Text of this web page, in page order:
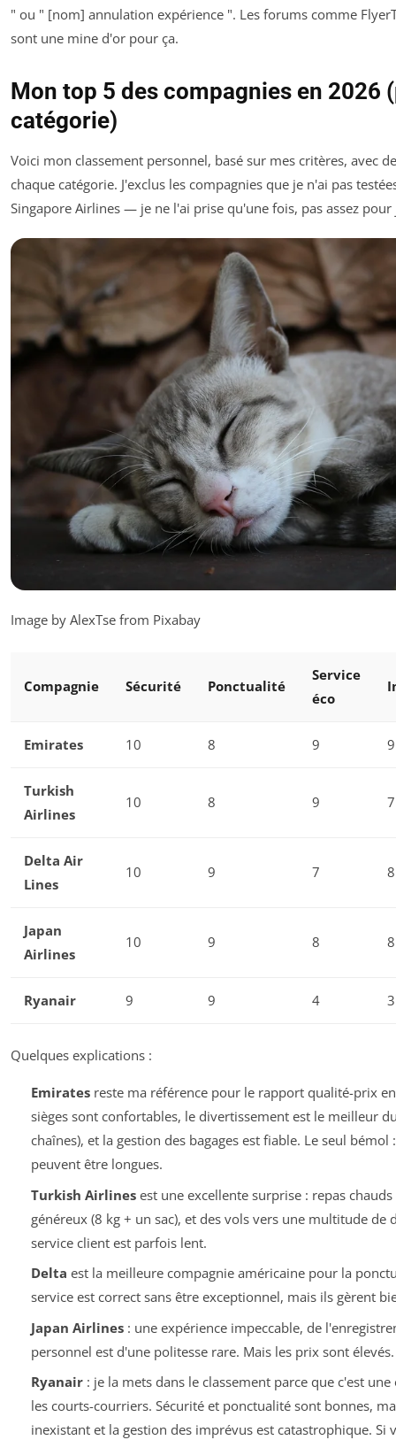
" ou " [nom] annulation expérience ". Les forums comme
sont une mine d'or pour ça.
Mon top 5 des compagnies en 2026
catégorie)
Voici mon classement personnel, basé sur mes critères, avec
chaque catégorie. J'exclus les compagnies que je n'ai pas
Singapore Airlines — je ne l'ai prise qu'une fois, pas assez pour
Image by AlexTse from Pixabay
Compagnie Sécurité Ponctualité
Service
éco
Emirates 10 8 9 9
Turkish
Airlines
10 8 9 7
Delta Air
Lines
10 9 7 8
Japan
Airlines
10 9 8 8
Ryanair 9 9 4 3
Quelques explications :
Emiratesreste ma référence pour le rapport qualité-prix
sièges sont confortables, le divertissement est le meilleur
chaînes), et la gestion des bagages est fiable. Le seul bémol
peuvent être longues.
Turkish Airlinesest une excellente surprise : repas chauds
généreux (8 kg + un sac), et des vols vers une multitude de
service client est parfois lent.
Delta est la meilleure compagnie américaine pour la
service est correct sans être exceptionnel, mais ils gèrent
Japan Airlines: une expérience impeccable, de
personnel est d'une politesse rare. Mais les prix sont élevés.
Ryanair: je la mets dans le classement parce que c'est
les courts-courriers. Sécurité et ponctualité sont bonnes,
inexistant et la gestion des imprévus est catastrophique. Si